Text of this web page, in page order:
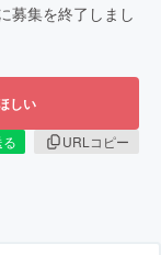
募集を終了しまし
しい
URLコピー